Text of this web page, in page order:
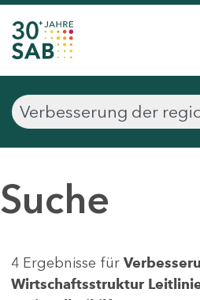
Suche
4 Ergebnisse für
Wirtschaftsstruktur